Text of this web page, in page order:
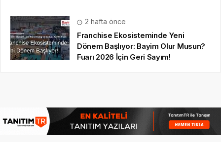
2 hafta önce
Franchise Ekosisteminde Yeni
Dönem Başlıyor: Bayim Olur Musun?
Fuarı 2026 İçin Geri Sayım!